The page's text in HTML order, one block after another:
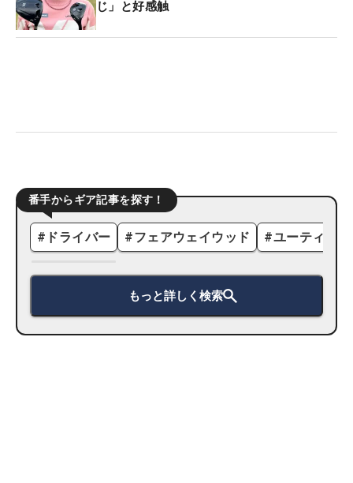
じ」と好感触
番手からギア記事を探す！
# ドライバー #フェアウェイウッド #ユーティリ
もっと詳しく検索